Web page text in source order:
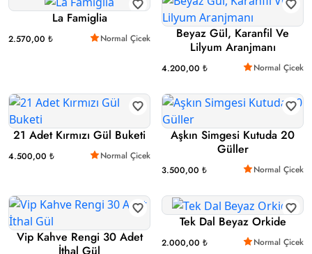
La Famiglia
2.570,00 ₺ Normal Çicek
Beyaz Gül, Karanfil Ve
Lilyum Aranjmanı
4.200,00 ₺ Normal Çicek
21 Adet Kırmızı Gül Buketi
4.500,00 ₺ Normal Çicek
Aşkın Simgesi Kutuda 20
Güller
3.500,00 ₺ Normal Çicek
Vip Kahve Rengi 30 Adet
Tek Dal Beyaz Orkide
2.000,00 ₺ Normal Çicek